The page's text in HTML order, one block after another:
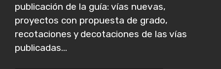
publicación de la guía: vías nuevas,
proyectos con propuesta de grado,
recotaciones y decotaciones de las vías
publicadas...